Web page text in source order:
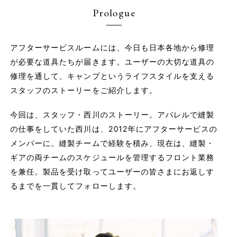
Prologue
アフターサービスルームには、今日も日本各地から修理
が必要な道具たちが届きます。ユーザーの大切な道具の
修理を通して、キャンプというライフスタイルを支える
スタッフのストーリーをご紹介します。
今回は、スタッフ・西川のストーリー。アパレルで縫製
の仕事をしていた西川は、2012年にアフターサービスの
メンバーに。縫製チームで経験を積み、現在は、縫製・
ギアの両チームのスケジュールを管理するフロント業務
を兼任。製品を受け取ってユーザーの皆さまにお返しす
るまでを一貫してフォローします。